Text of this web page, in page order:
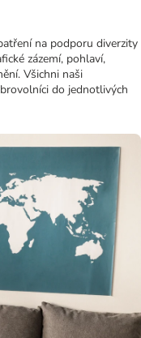
na podporu diverzity
zázemí, pohlaví,
Všichni naši
do jednotlivých